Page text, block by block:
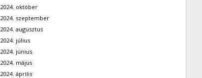
2024. október
2024. szeptember
2024. augusztus
2024. július
2024. június
2024. május
2024. április